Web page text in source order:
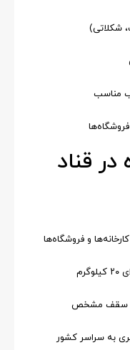
شکلاتی)
مناسب
قناد
کارخانه‌ها و فروشگاه‌ها
سقف مشخص
به سراسر کشور